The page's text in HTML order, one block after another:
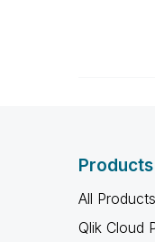
Products
All Products
Qlik Cloud